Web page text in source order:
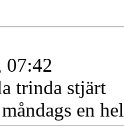
07:42
trinda stjärt
en